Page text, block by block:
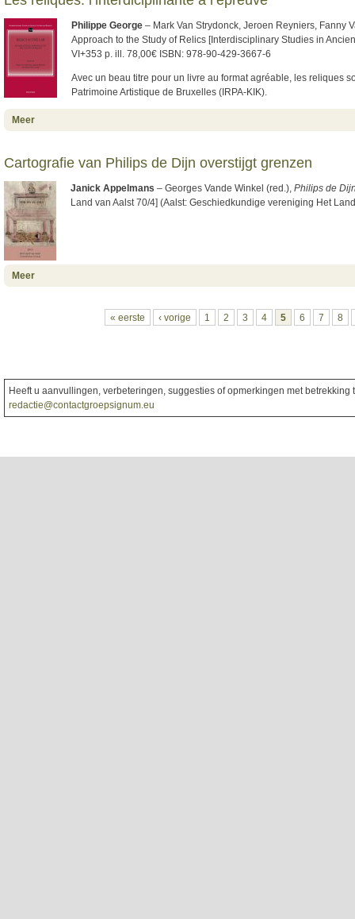
Philippe George – Mark Van Strydonck, Jeroen Reyniers, Fanny
Approach to the Study of Relics [Interdisciplinary Studies in
VI+353 p. ill. 78,00€ ISBN: 978-90-429-3667-6
Avec un beau titre pour un livre au format agréable, les reliques
Patrimoine Artistique de Bruxelles (IRPA-KIK).
Meer
Cartografie van Philips de Dijn overstijgt grenzen
Janick Appelmans – Georges Vande Winkel (red.), Philips de
Land van Aalst 70/4] (Aalst: Geschiedkundige vereniging Het
Meer
« eerste ‹ vorige 1 2 3 4 5 6 7 8
Heeft u aanvullingen, verbeteringen, suggesties of opmerkingen met
redactie@contactgroepsignum.eu